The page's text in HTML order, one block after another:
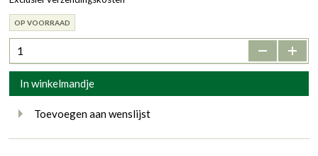
OP VOORRAAD
- +
In winkelmandje
Toevoegen aan wenslijst